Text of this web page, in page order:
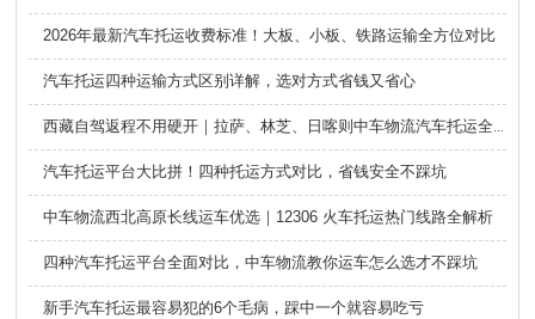
2026年最新汽车托运收费标准！大板、小板、铁路运输全方位对比
汽车托运四种运输方式区别详解，选对方式省钱又省心
西藏自驾返程不用硬开｜拉萨、林芝、日喀则中车物流汽车托运全指南
汽车托运平台大比拼！四种托运方式对比，省钱安全不踩坑
中车物流西北高原长线运车优选｜12306 火车托运热门线路全解析
四种汽车托运平台全面对比，中车物流教你运车怎么选才不踩坑
新手汽车托运最容易犯的6个毛病，踩中一个就容易吃亏